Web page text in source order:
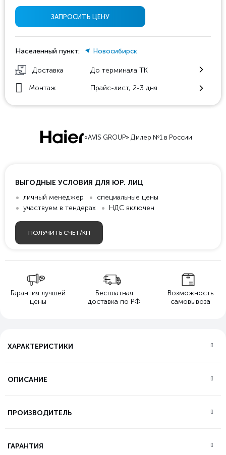
ЗАПРОСИТЬ ЦЕНУ
Населенный пункт: Новосибирск
Доставка До терминала ТК
Монтаж Прайс-лист, 2-3 дня
«AVIS GROUP» Дилер №1 в России
ВЫГОДНЫЕ УСЛОВИЯ ДЛЯ ЮР. ЛИЦ
личный менеджер
специальные цены
участвуем в тендерах
НДС включен
ПОЛУЧИТЬ СЧЕТ/КП
Гарантия лучшей
цены
Бесплатная
доставка по РФ
Возможность
самовывоза
ХАРАКТЕРИСТИКИ
ОПИСАНИЕ
ПРОИЗВОДИТЕЛЬ
ГАРАНТИЯ